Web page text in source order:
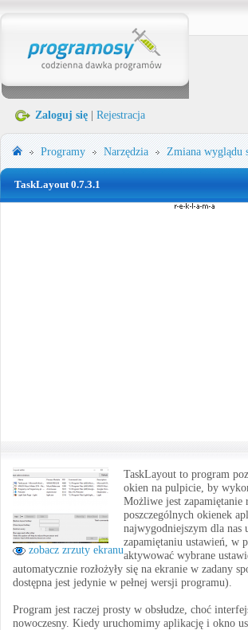
Zaloguj się Rejestracja
Programy Narzędzia Zmiana wyglądu
TaskLayout 0.7.3.1
zobacz zrzuty ekranu
TaskLayout to program
okien na pulpicie, by
Możliwe jest
poszczególnych okienek
najwygodniejszym dla nas
zapamiętaniu ustawień, w
aktywować wybrane
automatycznie rozłożyły się na ekranie w zadany
dostępna jest jedynie w pełnej wersji programu).
Program jest raczej prosty w obsłudze, choć
nowoczesny. Kiedy uruchomimy aplikację i okno